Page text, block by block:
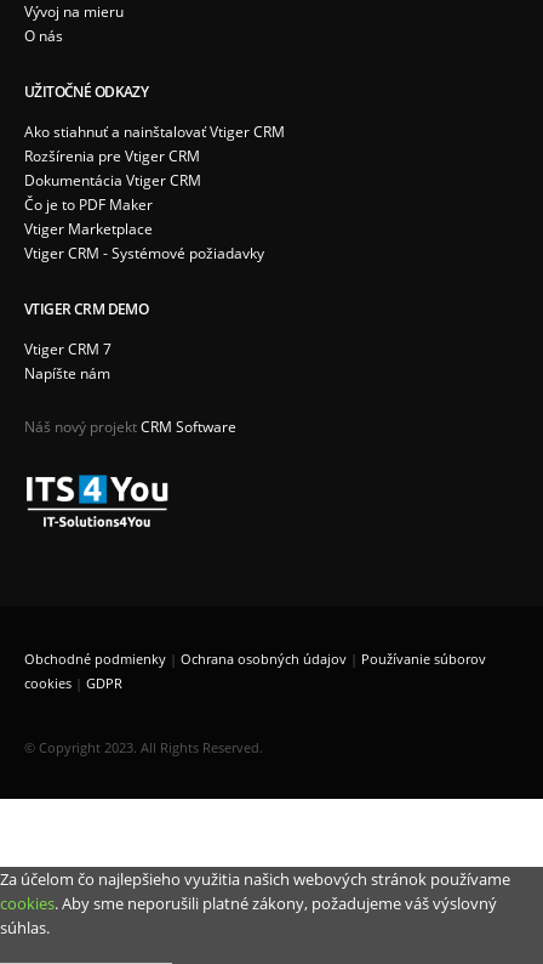
Vývoj na mieru
O nás
UŽITOČNÉ ODKAZY
Ako stiahnuť a nainštalovať Vtiger CRM
Rozšírenia pre Vtiger CRM
Dokumentácia Vtiger CRM
Čo je to PDF Maker
Vtiger Marketplace
Vtiger CRM - Systémové požiadavky
VTIGER CRM DEMO
Vtiger CRM 7
Napíšte nám
Náš nový projektCRM Software
Obchodné podmienky | Ochrana osobných údajov | Používanie súborov
cookies | GDPR
© Copyright 2023. All Rights Reserved.
Za účelom čo najlepšieho využitia našich webových stránok používame
cookies. Aby sme neporušili platné zákony, požadujeme váš výslovný
súhlas.